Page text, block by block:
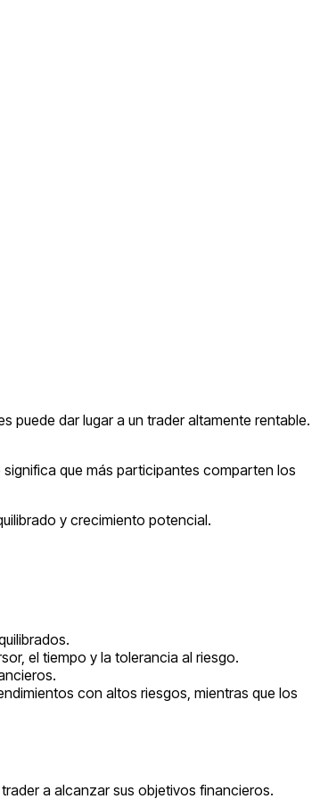
puede dar lugar a un trader altamente rentable.
que más participantes comparten los
y crecimiento potencial.
el tiempo y la tolerancia al riesgo.
con altos riesgos, mientras que los
a alcanzar sus objetivos financieros.